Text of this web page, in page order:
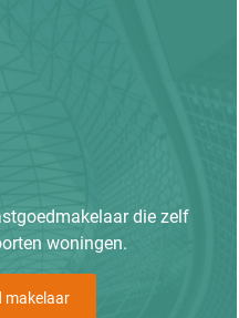
die zelf
woningen.
makelaar